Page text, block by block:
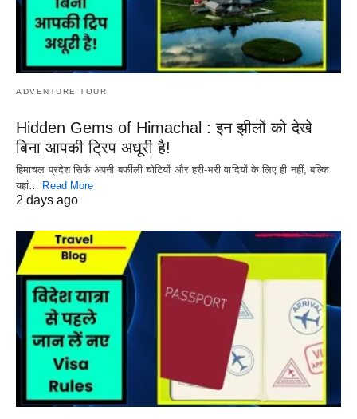
ADVENTURE TOUR
Hidden Gems of Himachal : इन झीलों को देखे
बिना आपकी ट्रिप अधूरी है!
हिमाचल प्रदेश सिर्फ अपनी बर्फीली चोटियों और हरी-भरी वादियों के लिए ही नहीं, बल्कि
यहां…
Read More
2 days ago